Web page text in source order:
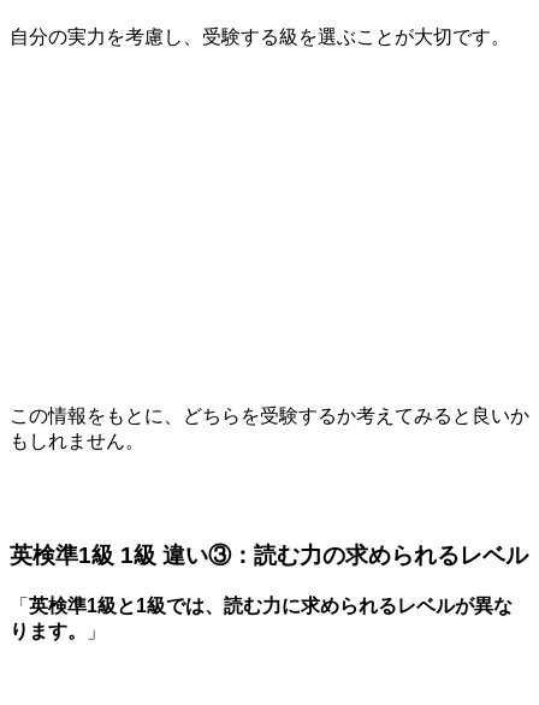
自分の実力を考慮し、受験する級を選ぶことが大切です。
この情報をもとに、どちらを受験するか考えてみると良いか
もしれません。
英検準1級 1級 違い③：読む力の求められるレベル
「 英検準1級と1級では、読む力に求められるレベルが異な
ります。
」